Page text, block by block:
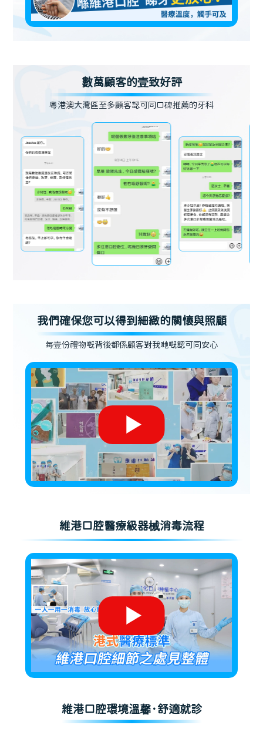
數萬顧客的壹致好評
粵港澳大灣區至多顧客認可同口碑推薦的牙科
我們確保您可以得到細緻的關懷與照顧
每壹份禮物嘅背後都係顧客對我哋嘅認可同安心
維港口腔醫療級器械消毒流程
維港口腔環境溫馨·舒適就診